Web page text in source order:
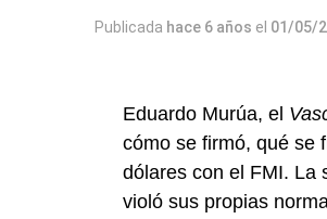
Publicada hace 6 años el 01/05/
Eduardo Murúa, el
cómo se firmó, qué se
dólares con el FMI. La
violó sus propias